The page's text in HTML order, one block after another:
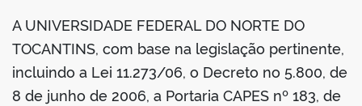
A UNIVERSIDADE FEDERAL DO NORTE DO
TOCANTINS, com base na legislação pertinente,
incluindo a Lei 11.273/06, o Decreto no 5.800, de
8 de junho de 2006, a Portaria CAPES nº 183, de